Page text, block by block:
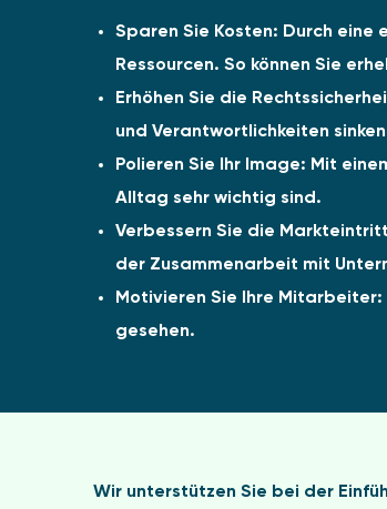
Sparen Sie Kosten: Durch eine
Ressourcen. So können Sie
Erhöhen Sie die
und Verantwortlichkeiten
Polieren Sie Ihr Image: Mit
Alltag sehr wichtig sind.
Verbessern Sie die
der Zusammenarbeit mit
Motivieren Sie Ihre Mitarbeiter:
gesehen.
Wir unterstützen Sie bei der